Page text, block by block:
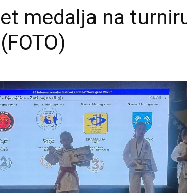
medalja na